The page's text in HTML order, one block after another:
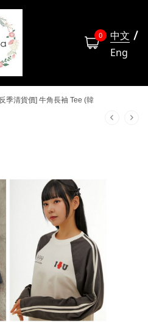
0
中文
Eng
季清貨價] 牛角長袖 Tee (韓